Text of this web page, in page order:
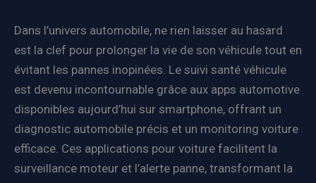
Dans l’univers automobile, ne rien laisser au hasard
est la clef pour prolonger la vie de son véhicule tout en
évitant les pannes inopinées. Le suivi santé véhicule
est devenu incontournable grâce aux apps automotive
disponibles aujourd’hui sur smartphone, offrant un
diagnostic automobile précis et un monitoring voiture
efficace. Ces applications pour voiture facilitent la
surveillance moteur et l’alerte panne, transformant la